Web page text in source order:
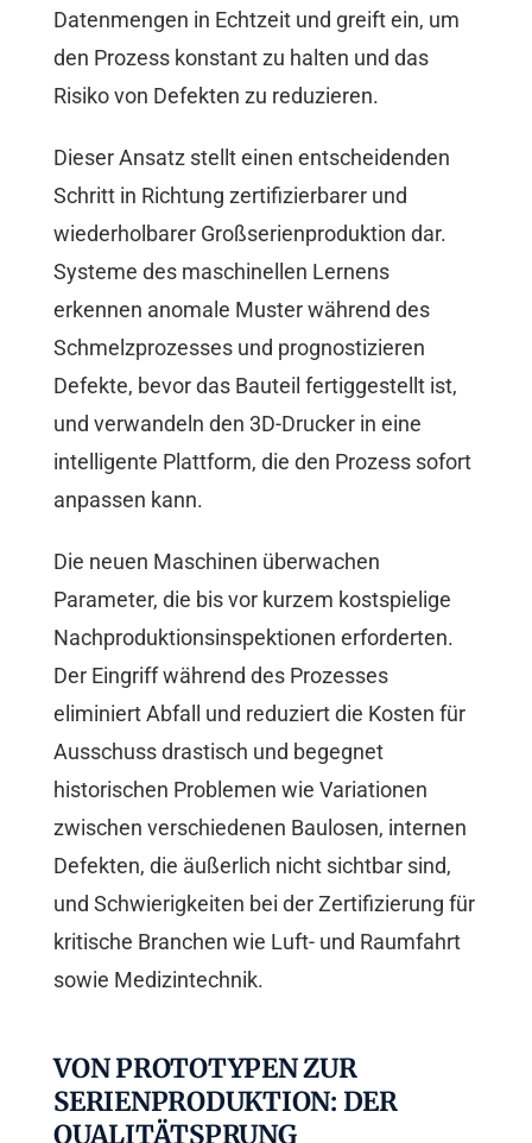
Datenmengen in Echtzeit und greift ein, um
den Prozess konstant zu halten und das
Risiko von Defekten zu reduzieren.
Dieser Ansatz stellt einen entscheidenden
Schritt in Richtung zertifizierbarer und
wiederholbarer Großserienproduktion dar.
Systeme des maschinellen Lernens
erkennen anomale Muster während des
Schmelzprozesses und prognostizieren
Defekte, bevor das Bauteil fertiggestellt ist,
und verwandeln den 3D-Drucker in eine
intelligente Plattform, die den Prozess sofort
anpassen kann.
Die neuen Maschinen überwachen
Parameter, die bis vor kurzem kostspielige
Nachproduktionsinspektionen erforderten.
Der Eingriff während des Prozesses
eliminiert Abfall und reduziert die Kosten für
Ausschuss drastisch und begegnet
historischen Problemen wie Variationen
zwischen verschiedenen Baulosen, internen
Defekten, die äußerlich nicht sichtbar sind,
und Schwierigkeiten bei der Zertifizierung für
kritische Branchen wie Luft- und Raumfahrt
sowie Medizintechnik.
VON PROTOTYPEN ZUR
SERIENPRODUKTION: DER
QUALITÄTSPRUNG